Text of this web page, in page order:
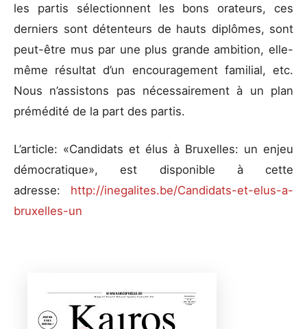
les partis sélectionnent les bons orateurs, ces
derniers sont détenteurs de hauts diplômes, sont
peut-être mus par une plus grande ambition, elle-
même résultat d’un encouragement familial, etc.
Nous n’assistons pas nécessairement à un plan
prémédité de la part des partis.
L’article: «Candidats et élus à Bruxelles: un enjeu
démocratique», est disponible à cette
adresse: http://inegalites.be/Candidats-et-elus-a-
bruxelles-un